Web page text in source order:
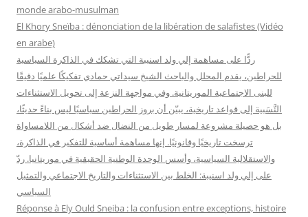
r
monde arabo-musulman
El Khory Sneïba : dénonciation de la libération de salafistes (Vidéo
en arabe)
ردًّا على مساهمة إلي ولد اسنيبة التي تشكك في الذاكرة السياسية
للحراطين، يقدم المحلل والباحث الشيخ سيداتي حمادي تفكيكًا علميًا دقيقًا
للبنى الاجتماعية الموريتانية. وفي مواجهة النزعة إلى تحويل الاستثناءات
النَّسَبية إلى قواعد تاريخية، يبيّن أن بروز الحراطين سياسيًا ليس بناءً حديثًا،
بل هو حصيلة مشروعة لمسار طويل من النضال ضد أشكال من اللامساواة
ترسخت تاريخيًا وقانونيًا. إنها مساهمة أساسية للتفكير في الذاكرة،
والاستقلالية السياسية، وأسس الوحدة الوطنية الحقيقية في موريتانيا. ردّ
على إلي ولد اسنيبة: الخلط بين الاستثناءات والتاريخ الاجتماعي والتمثيل
السياسي
Réponse à Ely Ould Sneiba : la confusion entre exceptions, histoire